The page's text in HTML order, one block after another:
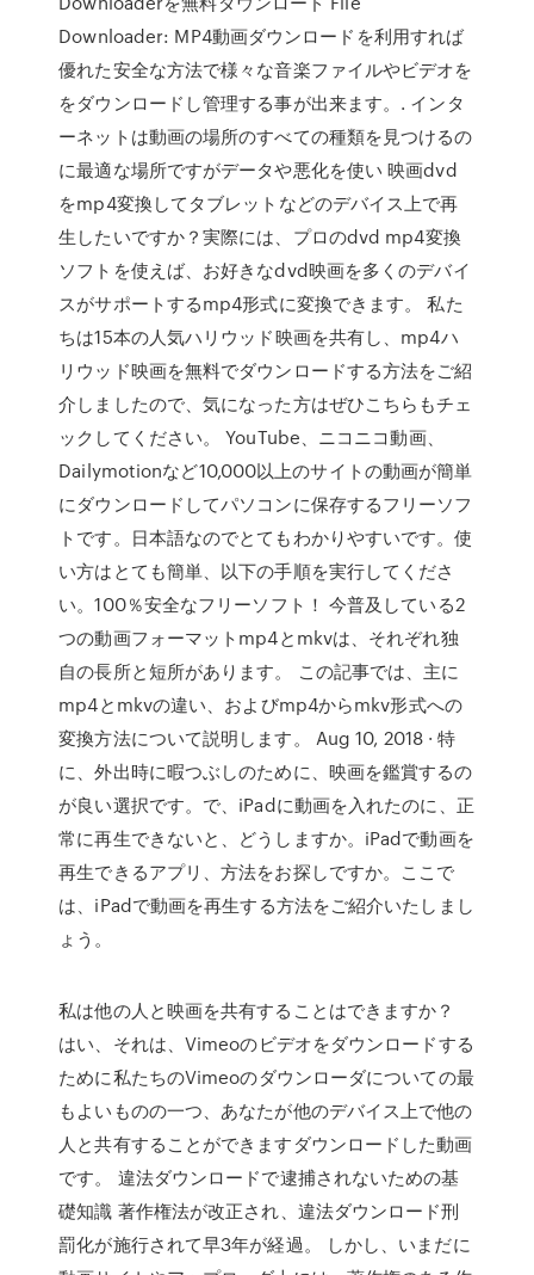
Downloader: MP4動画ダウンロードを利用すれば
優れた安全な方法で様々な音楽ファイルやビデオを
をダウンロードし管理する事が出来ます。. インタ
ーネットは動画の場所のすべての種類を見つけるの
に最適な場所ですがデータや悪化を使い 映画dvd
をmp4変換してタブレットなどのデバイス上で再
生したいですか？実際には、プロのdvd mp4変換
ソフトを使えば、お好きなdvd映画を多くのデバイ
スがサポートするmp4形式に変換できます。 私た
ちは15本の人気ハリウッド映画を共有し、mp4ハ
リウッド映画を無料でダウンロードする方法をご紹
介しましたので、気になった方はぜひこちらもチェ
ックしてください。 YouTube、ニコニコ動画、
Dailymotionなど10,000以上のサイトの動画が簡単
にダウンロードしてパソコンに保存するフリーソフ
トです。日本語なのでとてもわかりやすいです。使
い方はとても簡単、以下の手順を実行してくださ
い。100％安全なフリーソフト！ 今普及している2
つの動画フォーマットmp4とmkvは、それぞれ独
自の長所と短所があります。 この記事では、主に
mp4とmkvの違い、およびmp4からmkv形式への
変換方法について説明します。 Aug 10, 2018 · 特
に、外出時に暇つぶしのために、映画を鑑賞するの
が良い選択です。で、iPadに動画を入れたのに、正
常に再生できないと、どうしますか。iPadで動画を
再生できるアプリ、方法をお探しですか。ここで
は、iPadで動画を再生する方法をご紹介いたしまし
ょう。
私は他の人と映画を共有することはできますか？
はい、それは、Vimeoのビデオをダウンロードする
ために私たちのVimeoのダウンローダについての最
もよいものの一つ、あなたが他のデバイス上で他の
人と共有することができますダウンロードした動画
です。 違法ダウンロードで逮捕されないための基
礎知識 著作権法が改正され、違法ダウンロード刑
罰化が施行されて早3年が経過。 しかし、いまだに